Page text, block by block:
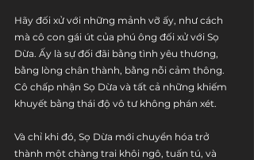
Hãy đối xử với những mảnh vỡ ấy, như cách
mà cô con gái út của phú ông đối xử với Sọ
Dừa. Ấy là sự đối đãi bằng tình yêu thương,
bằng lòng chân thành, bằng nỗi cảm thông.
Cô chấp nhận Sọ Dừa và tất cả những khiếm
khuyết bằng thái độ vô tư không phán xét.
Và chỉ khi đó, Sọ Dừa mới chuyển hóa trở
thành một chàng trai khôi ngô, tuấn tú, và